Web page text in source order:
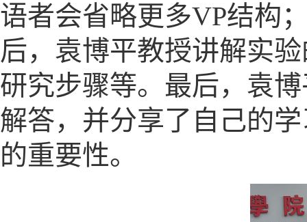
语者会省略更多VP结构
后，袁博平教授讲解实
研究步骤等。最后，袁
解答，并分享了自己的
的重要性。